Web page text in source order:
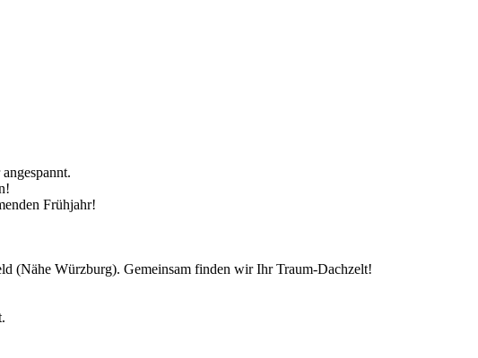
Frühjahr!
(Nähe Würzburg). Gemeinsam finden wir Ihr Traum-Dachzelt!